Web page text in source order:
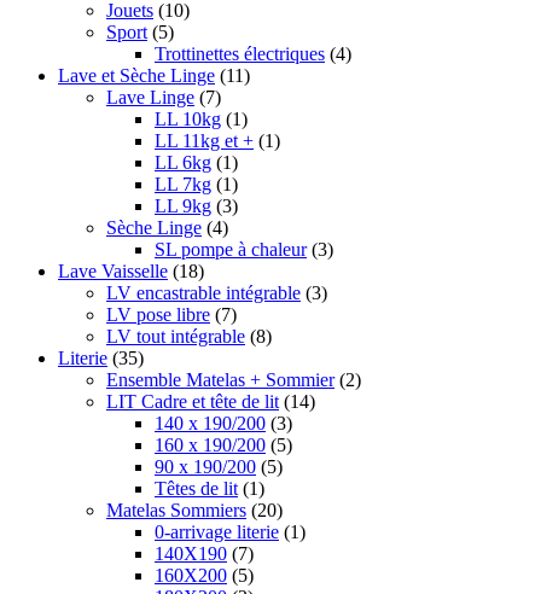
Jouets (10)
Sport (5)
Trottinettes électriques (4)
Lave et Sèche Linge (11)
Lave Linge (7)
LL 10kg (1)
LL 11kg et + (1)
LL 6kg (1)
LL 7kg (1)
LL 9kg (3)
Sèche Linge (4)
SL pompe à chaleur (3)
Lave Vaisselle (18)
LV encastrable intégrable (3)
LV pose libre (7)
LV tout intégrable (8)
Literie (35)
Ensemble Matelas + Sommier (2)
LIT Cadre et tête de lit (14)
140 x 190/200 (3)
160 x 190/200 (5)
90 x 190/200 (5)
Têtes de lit (1)
Matelas Sommiers (20)
0-arrivage literie (1)
140X190 (7)
160X200 (5)